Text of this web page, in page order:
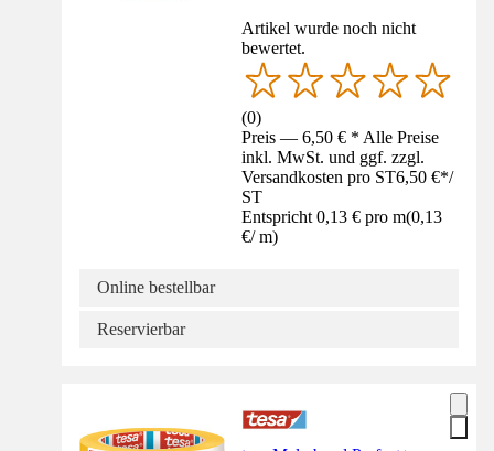
Artikel wurde noch nicht
bewertet.
(0)
Preis — 6,50 € * Alle Preise
inkl. MwSt. und ggf. zzgl.
Versandkosten pro ST6,50 €*/
ST
Entspricht 0,13 € pro m(0,13
€/ m)
Online bestellbar
Reservierbar